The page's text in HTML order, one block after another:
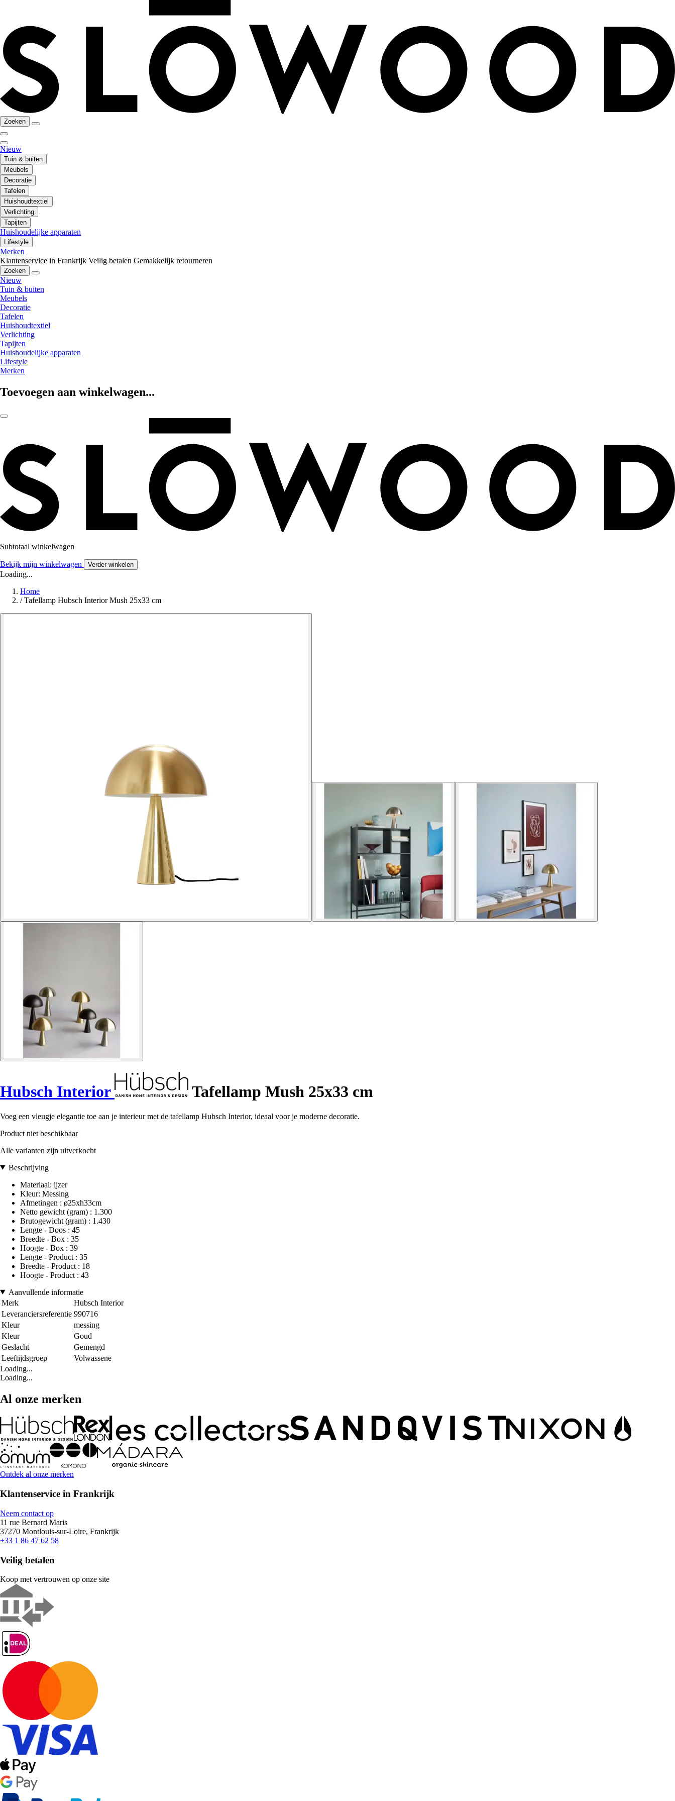
Zoeken
Nieuw
Tuin & buiten
Meubels
Decoratie
Tafelen
Huishoudtextiel
Verlichting
Tapijten
Huishoudelijke apparaten
Lifestyle
Merken
Klantenservice in Frankrijk Veilig betalen Gemakkelijk retourneren
Zoeken
Nieuw
Tuin & buiten
Meubels
Decoratie
Tafelen
Huishoudtextiel
Verlichting
Tapijten
Huishoudelijke apparaten
Lifestyle
Merken
Toevoegen aan winkelwagen...
Subtotaal winkelwagen
Bekijk mijn winkelwagen Verder winkelen
Loading...
Home
/ Tafellamp Hubsch Interior Mush 25x33 cm
Hubsch Interior Tafellamp Mush 25x33 cm
Voeg een vleugje elegantie toe aan je interieur met de tafellamp Hubsch Interior, ideaal voor je moderne decoratie.
Product niet beschikbaar
Alle varianten zijn uitverkocht
Beschrijving
Materiaal: ijzer
Kleur: Messing
Afmetingen : ø25xh33cm
Netto gewicht (gram) : 1.300
Brutogewicht (gram) : 1.430
Lengte - Doos : 45
Breedte - Box : 35
Hoogte - Box : 39
Lengte - Product : 35
Breedte - Product : 18
Hoogte - Product : 43
Aanvullende informatie
Merk
Hubsch Interior
Leveranciersreferentie 990716
Kleur
messing
Kleur
Goud
Geslacht
Gemengd
Leeftijdsgroep
Volwassene
Loading...
Loading...
Al onze merken
Ontdek al onze merken
Klantenservice in Frankrijk
Neem contact op
11 rue Bernard Maris
37270 Montlouis-sur-Loire, Frankrijk
+33 1 86 47 62 58
Veilig betalen
Koop met vertrouwen op onze site